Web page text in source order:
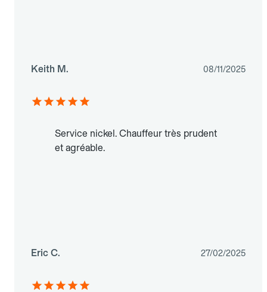
Keith M. 08/11/2025
Service nickel. Chauffeur très prudent
et agréable.
Eric C. 27/02/2025